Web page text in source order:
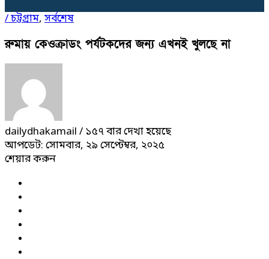
/চট্টগ্রাম, সর্বশেষ
রুমায় কেওক্রাডং পর্যটকদের জন্য এখনই খুলছে না
dailydhakamail / ১৫৭ বার দেখা হয়েছে
আপডেট: সোমবার, ২৯ সেপ্টেম্বর, ২০২৫
শেয়ার করুন